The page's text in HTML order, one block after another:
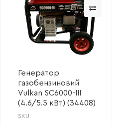
Генератор
газобензиновий
Vulkan SC6000-III
(4.6/5.5 кВт) (34408)
SKU: